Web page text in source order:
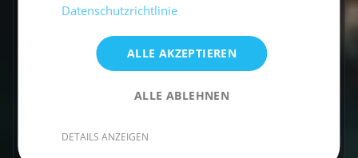
Vicci schreibt über Segelabenteuer,
Küstenorte und Reisen abseits der üblichen
Routen. Mit einem Gespür für besondere
praktischen Travel-Tipps.
Datenschutzrichtlinie
ALLE AKZEPTIEREN
ALLE ABLEHNEN
DETAILS ANZEIGEN